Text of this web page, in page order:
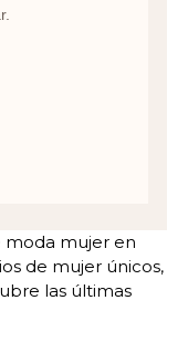
moda mujer en
de mujer únicos,
las últimas